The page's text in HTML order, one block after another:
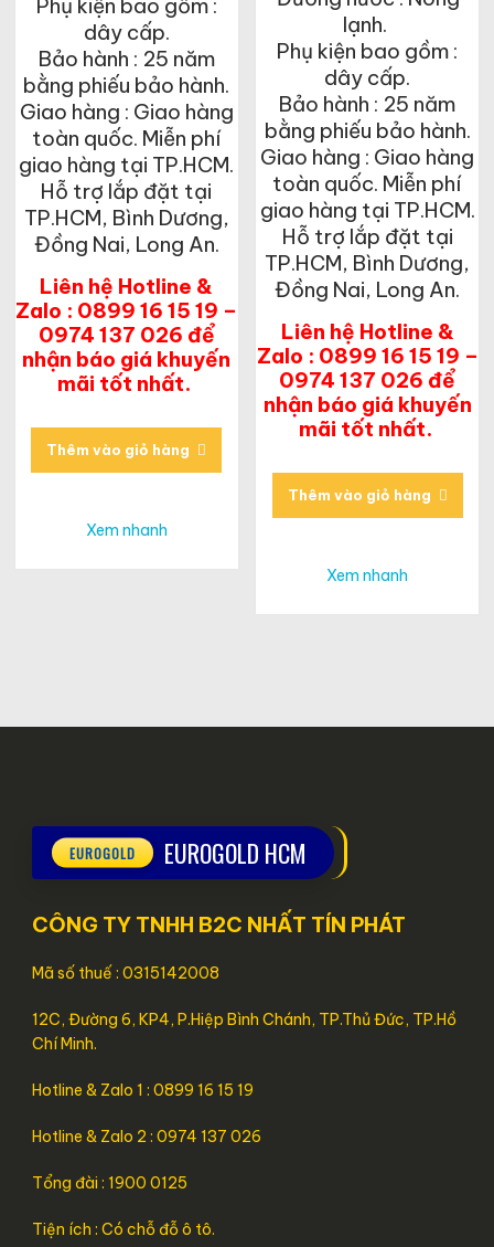
Phụ kiện bao gồm :
dây cấp.
Bảo hành : 25 năm
bằng phiếu bảo hành.
Giao hàng : Giao hàng
toàn quốc. Miễn phí
giao hàng tại TP.HCM.
Hỗ trợ lắp đặt tại
TP.HCM, Bình Dương,
Đồng Nai, Long An.
Liên hệ Hotline &
Zalo : 0899 16 15 19 –
0974 137 026 để
nhận báo giá khuyến
mãi tốt nhất.
Thêm vào giỏ hàng
Xem nhanh
lạnh.
Phụ kiện bao gồm :
dây cấp.
Bảo hành : 25 năm
bằng phiếu bảo hành.
Giao hàng : Giao hàng
toàn quốc. Miễn phí
giao hàng tại TP.HCM.
Hỗ trợ lắp đặt tại
TP.HCM, Bình Dương,
Đồng Nai, Long An.
Liên hệ Hotline &
Zalo : 0899 16 15 19 –
0974 137 026 để
nhận báo giá khuyến
mãi tốt nhất.
Thêm vào giỏ hàng
Xem nhanh
EUROGOLD HCM
CÔNG TY TNHH B2C NHẤT TÍN PHÁT
Mã số thuế : 0315142008
12C, Đường 6, KP4, P.Hiệp Bình Chánh, TP.Thủ Đức, TP.Hồ
Chí Minh.
Hotline & Zalo 1 : 0899 16 15 19
Hotline & Zalo 2 : 0974 137 026
Tổng đài : 1900 0125
Tiện ích : Có chỗ đỗ ô tô.